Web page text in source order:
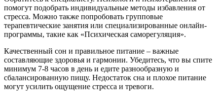
помогут подобрать индивидуальные методы избавления от
стресса. Можно также попробовать групповые
терапевтические занятия или специализированные онлайн-
программы, такие как «Психическая саморегуляция».
Качественный сон и правильное питание – важные
составляющие здоровья и гармонии. Убедитесь, что вы спите
минимум 7-8 часов в день и едите разнообразную и
сбалансированную пищу. Недостаток сна и плохое питание
могут усилить ощущение стресса и тревоги.